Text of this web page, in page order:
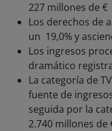
227 millones de €
Los derechos de
un 19,0% y
Los ingresos
dramático
La categoría de
fuente de
seguida por la
2.740 millones de